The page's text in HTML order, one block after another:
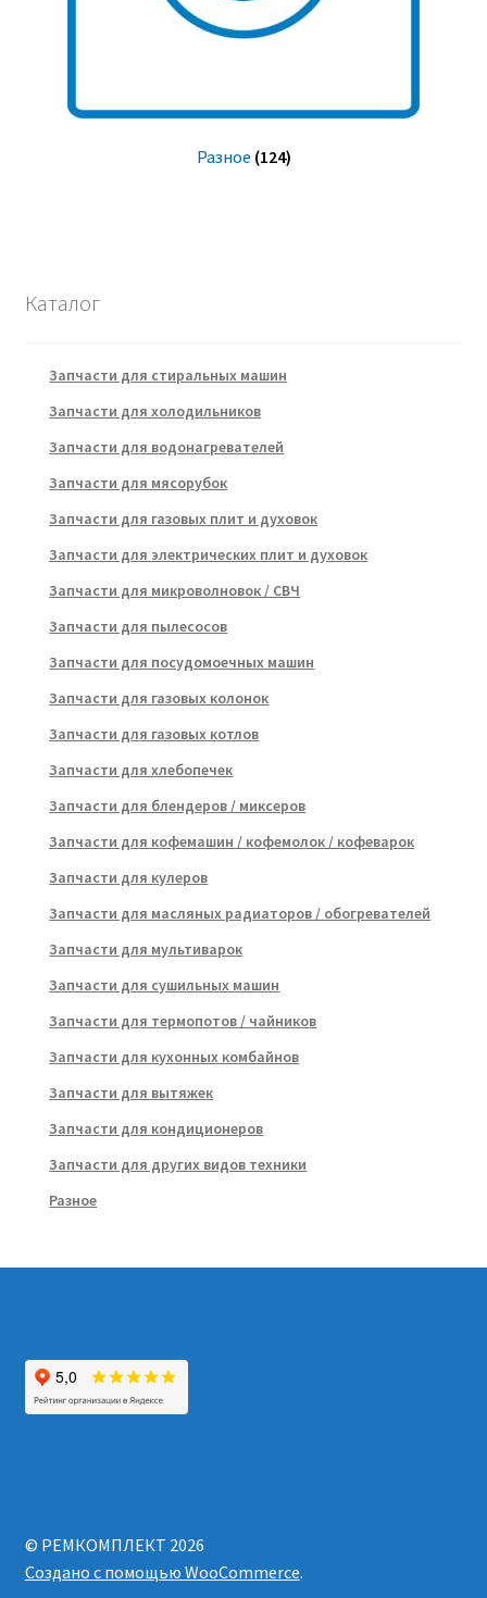
Разное (124)
Каталог
Запчасти для стиральных машин
Запчасти для холодильников
Запчасти для водонагревателей
Запчасти для мясорубок
Запчасти для газовых плит и духовок
Запчасти для электрических плит и духовок
Запчасти для микроволновок / СВЧ
Запчасти для пылесосов
Запчасти для посудомоечных машин
Запчасти для газовых колонок
Запчасти для газовых котлов
Запчасти для хлебопечек
Запчасти для блендеров / миксеров
Запчасти для кофемашин / кофемолок / кофеварок
Запчасти для кулеров
Запчасти для масляных радиаторов / обогревателей
Запчасти для мультиварок
Запчасти для сушильных машин
Запчасти для термопотов / чайников
Запчасти для кухонных комбайнов
Запчасти для вытяжек
Запчасти для кондиционеров
Запчасти для других видов техники
Разное
© РЕМКОМПЛЕКТ 2026
Создано с помощью WooCommerce.